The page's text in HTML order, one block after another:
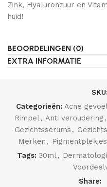
Zink, Hyaluronzuur en
huid!
BEOORDELINGEN (0)
EXTRA INFORMATIE
SKU:
Categorieën: Acne
Rimpel, Anti veroudering ,
Gezichtsserums ,
Merken ,
Tags: 30ml,
Share: